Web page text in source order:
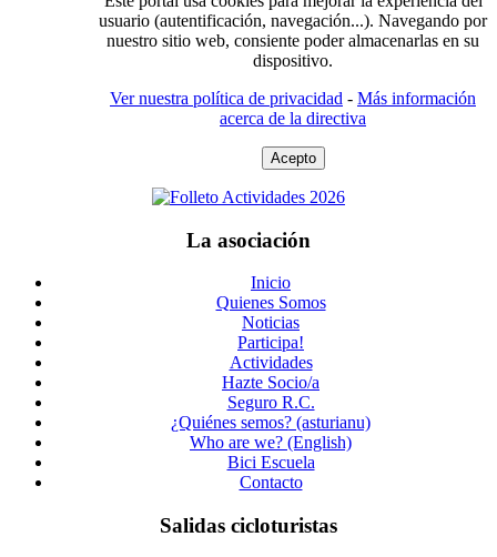
usuario (autentificación, navegación...). Navegando por
nuestro sitio web, consiente poder almacenarlas en su
dispositivo.
Ver nuestra política de privacidad - Más información
acerca de la directiva
Acepto
La asociación
Inicio
Quienes Somos
Noticias
Participa!
Actividades
Hazte Socio/a
Seguro R.C.
¿Quiénes semos? (asturianu)
Who are we? (English)
Bici Escuela
Contacto
Salidas cicloturistas